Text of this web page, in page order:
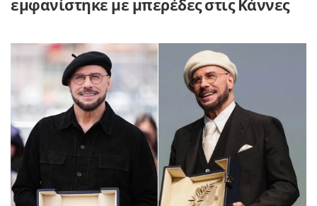
εμφανίστηκε με μπερέδες στις Κάννες